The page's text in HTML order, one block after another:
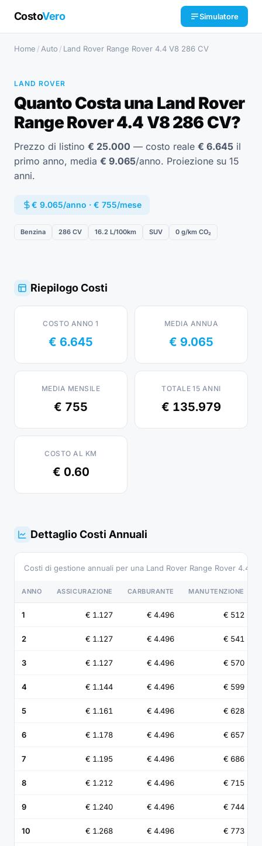
CostoVero Simulatore
Home / Auto / Land Rover Range Rover 4.4 V8 286 CV
LAND ROVER
Quanto Costa una Land Rover
Range Rover 4.4 V8 286 CV?
Prezzo di listino € 25.000 — costo reale € 6.645 il
primo anno, media € 9.065/anno. Proiezione su 15
anni.
€ 9.065/anno · € 755/mese
Benzina 286 CV 16.2 L/100km SUV 0 g/km CO₂
Riepilogo Costi
COSTO ANNO 1
€ 6.645
MEDIA ANNUA
€ 9.065
MEDIA MENSILE
€ 755
TOTALE 15 ANNI
€ 135.979
COSTO AL KM
€ 0.60
Dettaglio Costi Annuali
Costi di gestione annuali per una Land Rover Range Rover 4.4
ANNO ASSICURAZIONE CARBURANTE MANUTENZIONE
1 € 1.127 € 4.496 € 512
2 € 1.127 € 4.496 € 541
3 € 1.127 € 4.496 € 570
4 € 1.144 € 4.496 € 599
5 € 1.161 € 4.496 € 628
6 € 1.178 € 4.496 € 657
7 € 1.195 € 4.496 € 686
8 € 1.212 € 4.496 € 715
9 € 1.240 € 4.496 € 744
10 € 1.268 € 4.496 € 773